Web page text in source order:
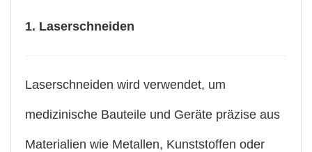
1. Laserschneiden
Laserschneiden wird verwendet, um
medizinische Bauteile und Geräte präzise aus
Materialien wie Metallen, Kunststoffen oder